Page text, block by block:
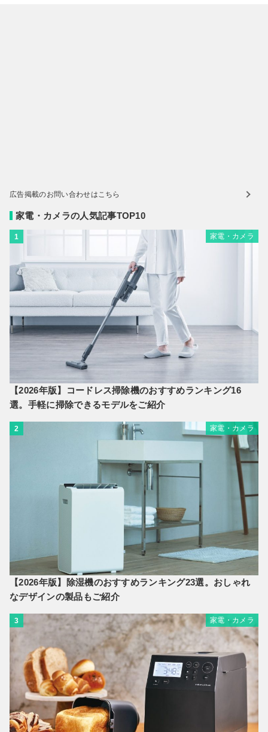
広告掲載のお問い合わせはこちら
家電・カメラの人気記事TOP10
1 家電・カメラ
【2026年版】コードレス掃除機のおすすめランキング16
選。手軽に掃除できるモデルをご紹介
2 家電・カメラ
【2026年版】除湿機のおすすめランキング23選。おしゃれ
なデザインの製品もご紹介
3 家電・カメラ